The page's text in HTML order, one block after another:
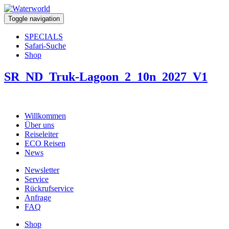
Toggle navigation
SPECIALS
Safari-Suche
Shop
SR_ND_Truk-Lagoon_2_10n_2027_V1
Willkommen
Über uns
Reiseleiter
ECO Reisen
News
Newsletter
Service
Rückrufservice
Anfrage
FAQ
Shop